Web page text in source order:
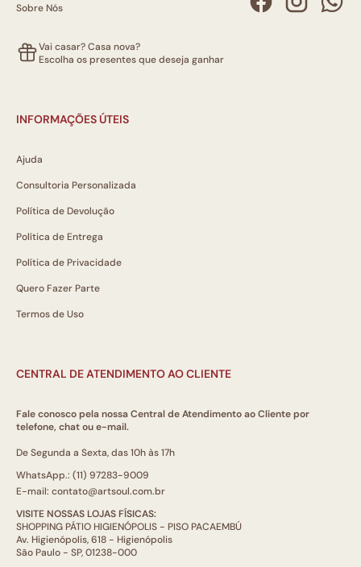
Sobre Nós
Vai casar? Casa nova?
Escolha os presentes que deseja ganhar
INFORMAÇÕES ÚTEIS
Ajuda
Consultoria Personalizada
Política de Devolução
Política de Entrega
Política de Privacidade
Quero Fazer Parte
Termos de Uso
CENTRAL DE ATENDIMENTO AO CLIENTE
Fale conosco pela nossa Central de Atendimento ao Cliente por
telefone, chat ou e-mail.
De Segunda a Sexta, das 10h às 17h
WhatsApp.: (11) 97283-9009
E-mail: contato@artsoul.com.br
VISITE NOSSAS LOJAS FÍSICAS:
SHOPPING PÁTIO HIGIENÓPOLIS - PISO PACAEMBÚ
Av. Higienópolis, 618 - Higienópolis
São Paulo - SP, 01238-000